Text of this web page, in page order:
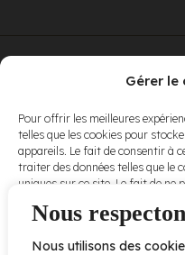
Nous
Nous utilisons des
Gérer le
Pour offrir les meilleures
telles que les cookies pour
appareils. Le fait de consentir à
traiter des données telles que le
uniques sur ce site. Le fait de ne
et fonctions.
conditions
d’utilisationet
nospolitiques
de
confidentialité .
2005 av. de